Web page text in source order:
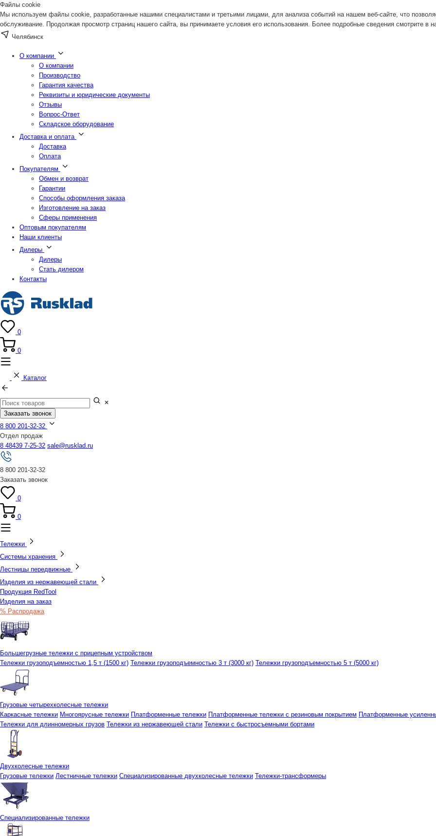
Файлы cookie
Мы используем файлы cookie, разработанные нашими специалистами и третьими лицами, для анализа событий на нашем веб-сайте, что
обслуживание. Продолжая просмотр страниц нашего сайта, вы принимаете условия его использования. Более подробные сведения смотрите в
Челябинск
О компании
О компании
Производство
Гарантия качества
Реквизиты и юридические документы
Отзывы
Вопрос-Ответ
Складское оборудование
Доставка и оплата
Доставка
Оплата
Покупателям
Обмен и возврат
Гарантии
Способы оформления заказа
Изготовление на заказ
Сферы применения
Оптовым покупателям
Наши клиенты
Дилеры
Дилеры
Стать дилером
Контакты
0
0
Каталог
Заказать звонок
8 800 201-32-32
Отдел продаж
8 48439 7-25-32 sale@rusklad.ru
8 800 201-32-32
Заказать звонок
0
0
Тележки
Системы хранения
Лестницы передвижные
Изделия из нержавеющей стали
Продукция RedTool
Изделия на заказ
% Распродажа
Большегрузные тележки с прицепным устройством
Тележки грузоподъемностью 1,5 т (1500 кг) Тележки грузоподъемностью 3 т (3000 кг) Тележки грузоподъемностью 5 т (5000 кг)
Грузовые четырехколесные тележки
Каркасные тележки Многоярусные тележки Платформенные тележки Платформенные тележки с резиновым покрытием Платформенные
Тележки для длинномерных грузов Тележки из нержавеющей стали Тележки с быстросъемными бортами
Двухколесные тележки
Грузовые тележки Лестничные тележки Специализированные двухколесные тележки Тележки-трансформеры
Специализированные тележки